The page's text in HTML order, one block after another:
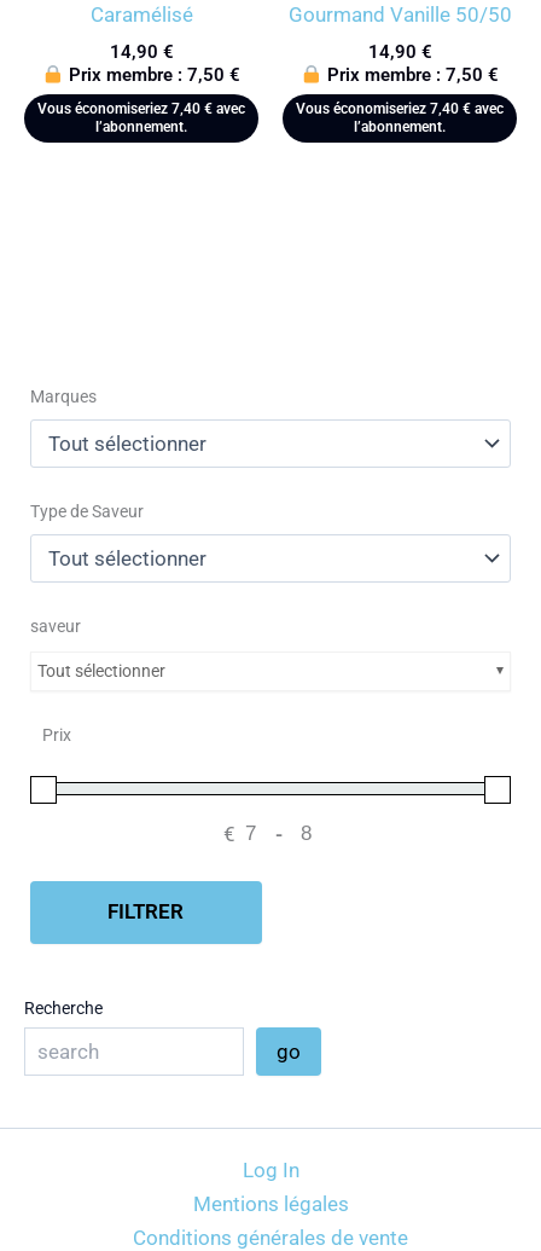
Marques
Type de Saveur
saveur
Tout sélectionner
Prix
€ Minimum Price
-Maximum Price
FILTRER
Recherche
go
Caramélisé
14,90 €
Prix membre : 7,50 €
Vous économiseriez 7,40 € avec
l’abonnement.
Gourmand Vanille 50/50
14,90 €
Prix membre : 7,50 €
Vous économiseriez 7,40 € avec
l’abonnement.
Log In
Mentions légales
Conditions générales de vente